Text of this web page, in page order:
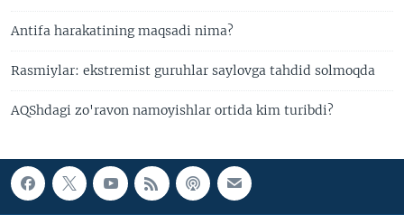
Antifa harakatining maqsadi nima?
Rasmiylar: ekstremist guruhlar saylovga tahdid solmoqda
AQShdagi zo'ravon namoyishlar ortida kim turibdi?